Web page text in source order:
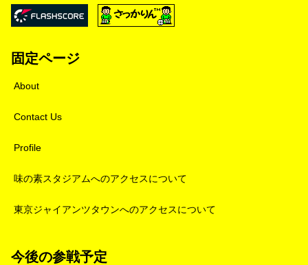
固定ページ
About
Contact Us
Profile
味の素スタジアムへのアクセスについて
東京ジャイアンツタウンへのアクセスについて
今後の参戦予定